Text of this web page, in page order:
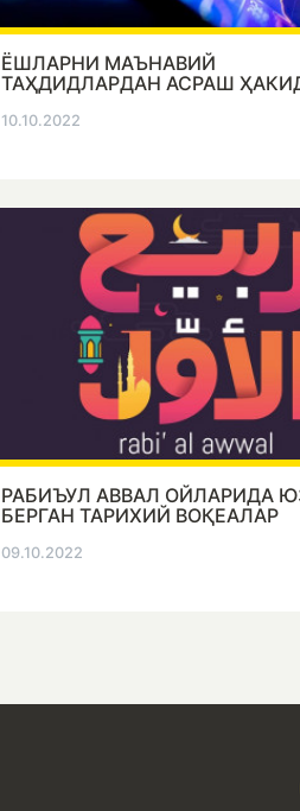
ЁШЛАРНИ МАЪНАВИЙ
ТАҲДИДЛАРДАН АСРАШ
10.10.2022
РАБИЪУЛ АВВАЛ ОЙЛАРИДА
БЕРГАН ТАРИХИЙ ВОҚЕАЛАР
09.10.2022